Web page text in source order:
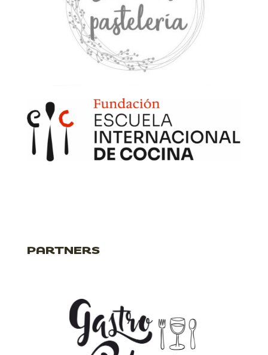
PARTNERS